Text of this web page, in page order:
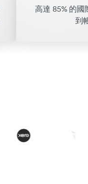
高達 85% 的國
到